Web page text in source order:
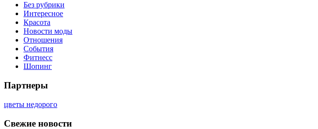
Без рубрики
Интересное
Красота
Новости моды
Отношения
События
Фитнесс
Шопинг
Партнеры
цветы недорого
Свежие новости